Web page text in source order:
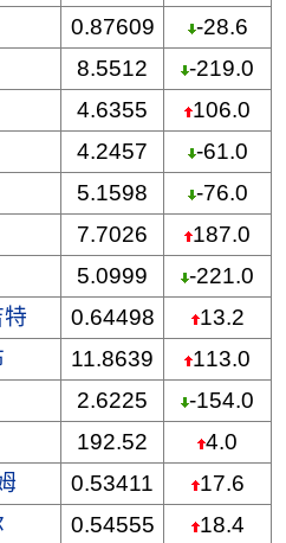
0.87609
-28.6
8.5512
-219.0
4.6355
106.0
4.2457
-61.0
5.1598
-76.0
7.7026
187.0
5.0999
-221.0
0.64498
13.2
11.8639
113.0
2.6225
-154.0
192.52
4.0
0.53411
17.6
0.54555
18.4